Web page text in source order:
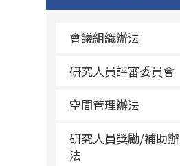
會議組織辦法
研究人員評審委員會
空間管理辦法
研究人員獎勵/補助辦
法